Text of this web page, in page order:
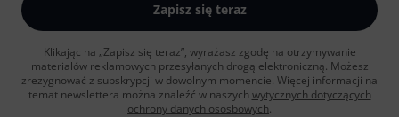
Zapisz się teraz
Klikając na „Zapisz się teraz”, wyrażasz zgodę na otrzymywanie
materialów reklamowych przesyłanych drogą elektroniczną. Możesz
zrezygnować z subskrypcji w dowolnym momencie. Więcej informacji na
temat newslettera można znaleźć w naszych wytycznych dotyczących
ochrony danych ososbowych.